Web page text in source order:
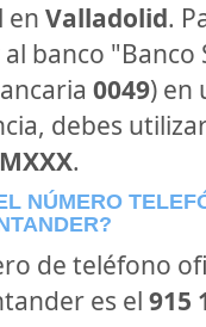
en Valladolid.
banco "Banco
0049) en
debes
.
NÚMERO
de teléfono
es el 915